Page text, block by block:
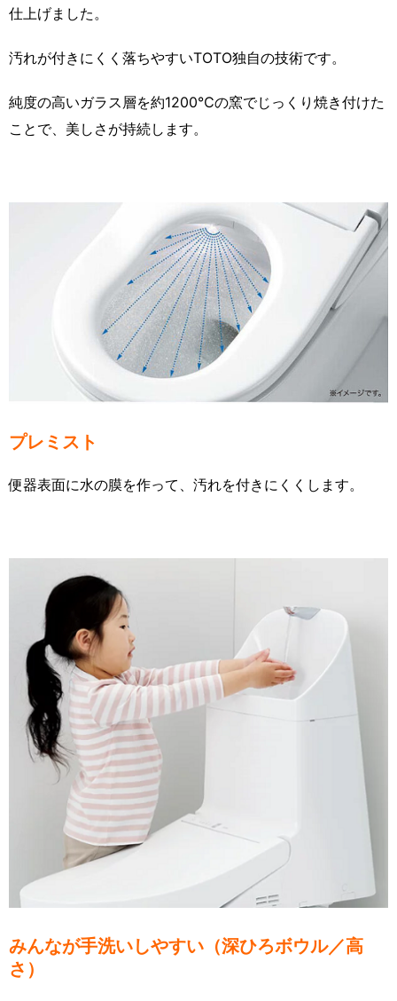
仕上げました。
汚れが付きにくく落ちやすいTOTO独自の技術です。
純度の高いガラス層を約1200℃の窯でじっくり焼き付けた
ことで、美しさが持続します。
プレミスト
便器表面に水の膜を作って、汚れを付きにくくします。
みんなが手洗いしやすい（深ひろボウル／高
さ）